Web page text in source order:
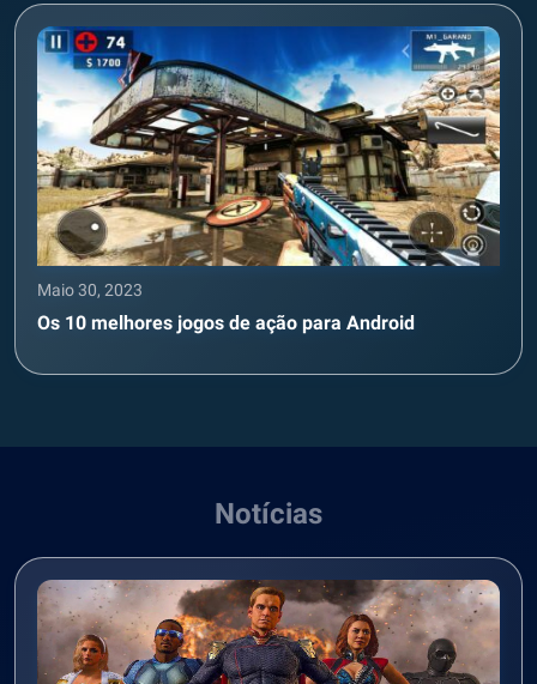
Maio 30, 2023
Os 10 melhores jogos de ação para Android
Notícias